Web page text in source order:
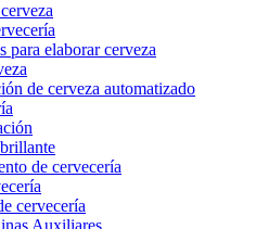
para elaborar cerveza
de cerveza automatizado
de cervecería
cervecería